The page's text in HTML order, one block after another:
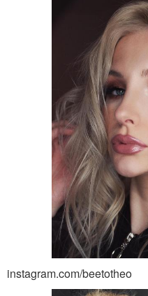
instagram.com/beetotheo